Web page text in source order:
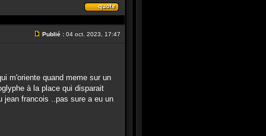
Répondre
le
Publié : 04 oct. 2023, 17:47
m'oriente quand meme sur un
à la place qui disparait
jean francois ..pas sure a eu un